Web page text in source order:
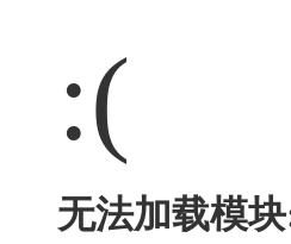
:(
无法加载模